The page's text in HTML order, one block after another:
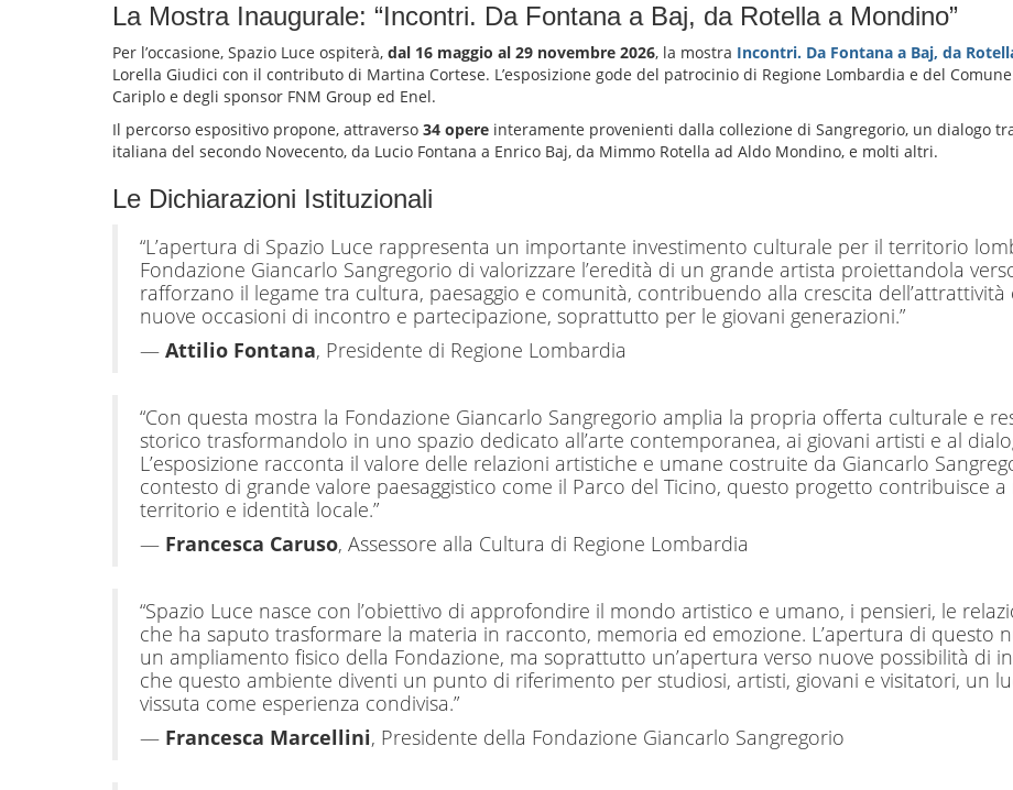
La Mostra Inaugurale: “Incontri. Da Fontana a Baj, da Rotella a Mondino”
Per l’occasione, Spazio Luce ospiterà, dal 16 maggio al 29 novembre 2026, la mostra Incontri. Da Fontana a Baj, da
Lorella Giudici con il contributo di Martina Cortese. L’esposizione gode del patrocinio di Regione Lombardia e del
Cariplo e degli sponsor FNM Group ed Enel.
Il percorso espositivo propone, attraverso 34 opere interamente provenienti dalla collezione di Sangregorio, un dialogo
italiana del secondo Novecento, da Lucio Fontana a Enrico Baj, da Mimmo Rotella ad Aldo Mondino, e molti altri.
Le Dichiarazioni Istituzionali
“L’apertura di Spazio Luce rappresenta un importante investimento culturale per il territorio
Fondazione Giancarlo Sangregorio di valorizzare l’eredità di un grande artista proiettandola
rafforzano il legame tra cultura, paesaggio e comunità, contribuendo alla crescita
nuove occasioni di incontro e partecipazione, soprattutto per le giovani generazioni.”
— Attilio Fontana, Presidente di Regione Lombardia
“Con questa mostra la Fondazione Giancarlo Sangregorio amplia la propria offerta culturale e
storico trasformandolo in uno spazio dedicato all’arte contemporanea, ai giovani artisti e al
L’esposizione racconta il valore delle relazioni artistiche e umane costruite da Giancarlo
contesto di grande valore paesaggistico come il Parco del Ticino, questo progetto contribuisce
territorio e identità locale.”
— Francesca Caruso, Assessore alla Cultura di Regione Lombardia
“Spazio Luce nasce con l’obiettivo di approfondire il mondo artistico e umano, i pensieri, le
che ha saputo trasformare la materia in racconto, memoria ed emozione. L’apertura di questo
un ampliamento fisico della Fondazione, ma soprattutto un’apertura verso nuove possibilità di
che questo ambiente diventi un punto di riferimento per studiosi, artisti, giovani e visitatori, un
vissuta come esperienza condivisa.”
— Francesca Marcellini, Presidente della Fondazione Giancarlo Sangregorio